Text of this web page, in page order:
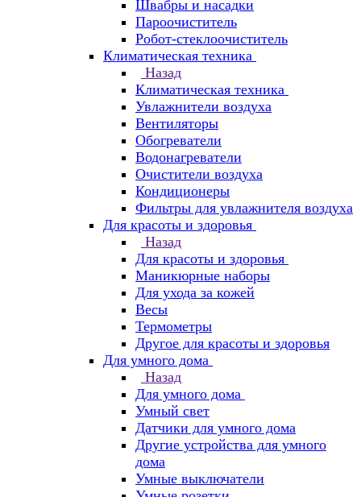
Швабры и насадки
Пароочиститель
Робот-стеклоочиститель
Климатическая техника
Назад
Климатическая техника
Увлажнители воздуха
Вентиляторы
Обогреватели
Водонагреватели
Очистители воздуха
Кондиционеры
Фильтры для увлажнителя воздуха
Для красоты и здоровья
Назад
Для красоты и здоровья
Маникюрные наборы
Для ухода за кожей
Весы
Термометры
Другое для красоты и здоровья
Для умного дома
Назад
Для умного дома
Умный свет
Датчики для умного дома
Другие устройства для умного
дома
Умные выключатели